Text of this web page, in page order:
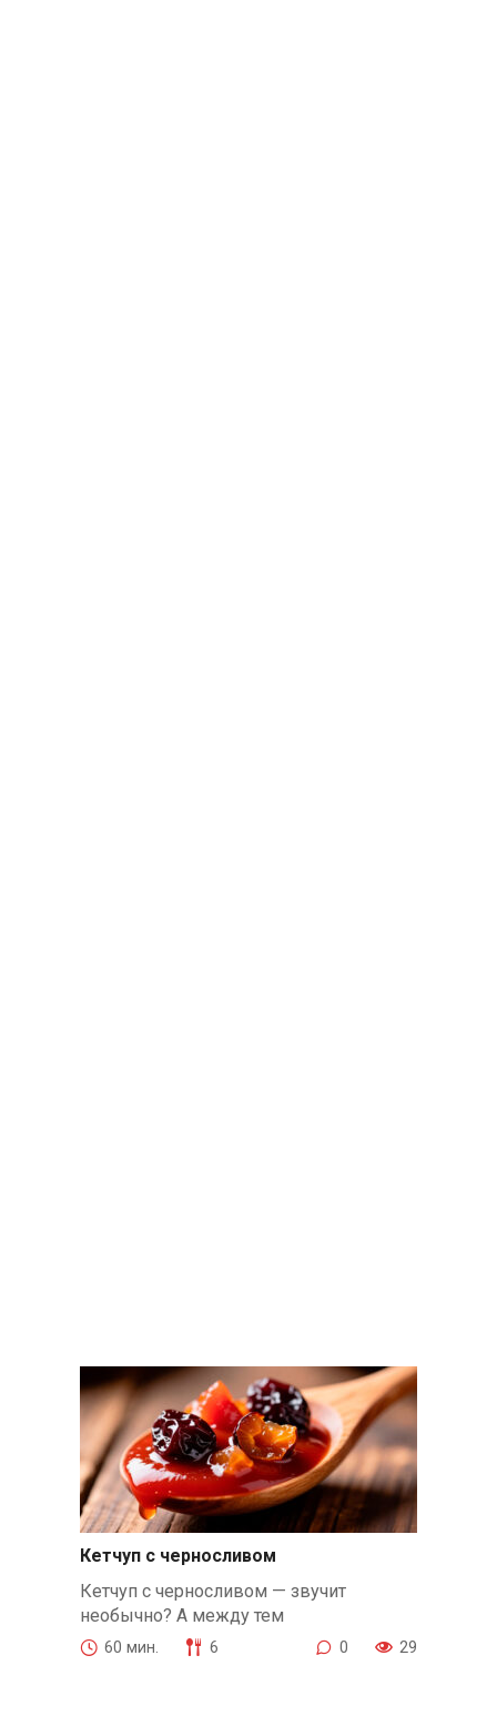
Кетчуп с черносливом
Кетчуп с черносливом — звучит
необычно? А между тем
60 мин. 6 0 29